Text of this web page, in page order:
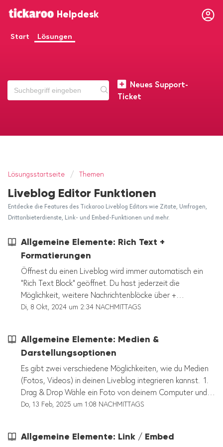
Helpdesk
Start Lösungen
Neues Support-
Ticket
Lösungsstartseite Themen
Liveblog Editor Funktionen
Entdecke die Features des Tickaroo Liveblog Editors wie Zitate, Umfragen,
Drittanbieterdienste, Link- und Embed-Funktionen und mehr.
Allgemeine Elemente: Rich Text +
Formatierungen
Öffnest du einen Liveblog wird immer automatisch ein
"Rich Text Block" geöffnet. Du hast jederzeit die
Möglichkeit, weitere Nachrichtenblöcke über +
Allgemeine Elemente und "Rich Text" hinzuzufügen und
Bearbeitungsoptionen. Folgende Formatierungsoptionen
hast du im Rich Text Block: - Fett - Kursiv -
Durchgestrichen - Unterstrichen - Link - Überschrift - Liste
- Nummerierte Liste - Blockzitat - Anführungszeichen
einfügen
Di, 8 Okt, 2024 um 2:34 NACHMITTAGS
Allgemeine Elemente: Medien &
Darstellungsoptionen
Es gibt zwei verschiedene Möglichkeiten, wie du Medien
(Fotos, Videos) in deinen Liveblog integrieren kannst. 1.
Drag & Drop Wähle ein Foto von deinem Computer und
ziehe es ganz einfach per Drag & Drop in den
kompletten Editorbereich ablegen. Wenn das Bild
Do, 13 Feb, 2025 um 1:08 NACHMITTAGS
Allgemeine Elemente: Link / Embed